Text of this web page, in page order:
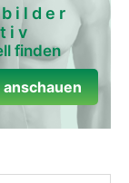
finden